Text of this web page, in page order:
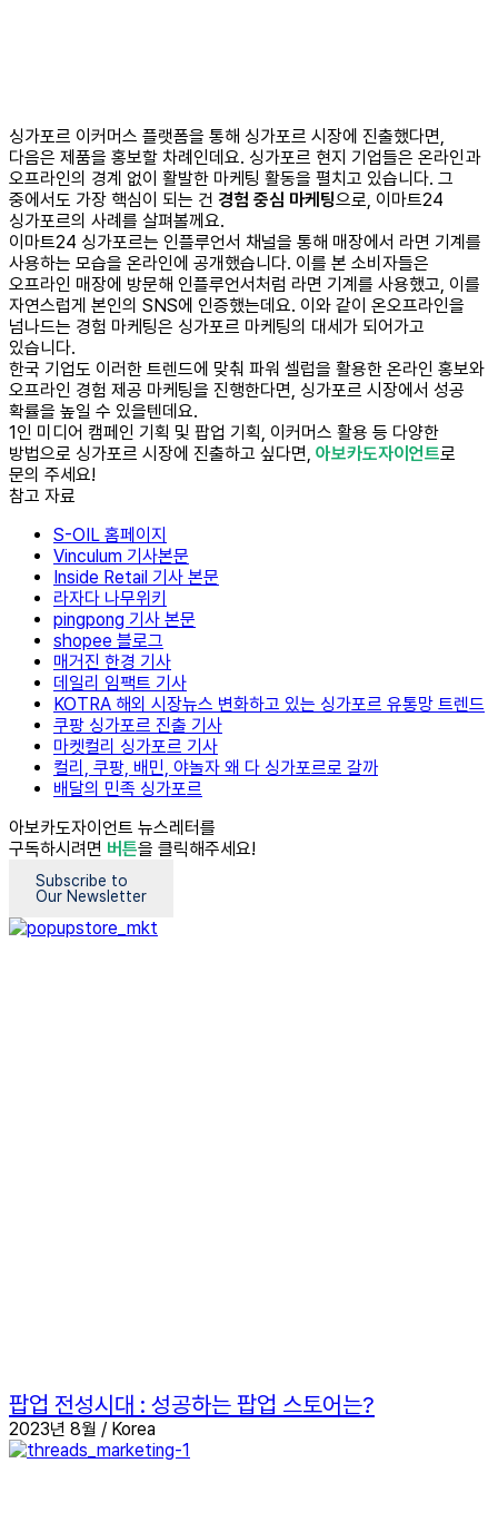
싱가포르 이커머스 플랫폼을 통해 싱가포르 시장에 진출했다면,
다음은 제품을 홍보할 차례인데요. 싱가포르 현지 기업들은 온라인과
오프라인의 경계 없이 활발한 마케팅 활동을 펼치고 있습니다. 그
중에서도 가장 핵심이 되는 건 경험 중심 마케팅으로, 이마트24
싱가포르의 사례를 살펴볼께요.
이마트24 싱가포르는 인플루언서 채널을 통해 매장에서 라면 기계를
사용하는 모습을 온라인에 공개했습니다. 이를 본 소비자들은
오프라인 매장에 방문해 인플루언서처럼 라면 기계를 사용했고, 이를
자연스럽게 본인의 SNS에 인증했는데요. 이와 같이 온오프라인을
넘나드는 경험 마케팅은 싱가포르 마케팅의 대세가 되어가고
있습니다.
한국 기업도 이러한 트렌드에 맞춰 파워 셀럽을 활용한 온라인 홍보와
오프라인 경험 제공 마케팅을 진행한다면, 싱가포르 시장에서 성공
확률을 높일 수 있을텐데요.
1인 미디어 캠페인 기획 및 팝업 기획, 이커머스 활용 등 다양한
방법으로 싱가포르 시장에 진출하고 싶다면, 아보카도자이언트로
문의 주세요!
참고 자료
S-OIL 홈페이지
Vinculum 기사본문
Inside Retail 기사 본문
라자다 나무위키
pingpong 기사 본문
shopee 블로그
매거진 한경 기사
데일리 임팩트 기사
KOTRA 해외 시장뉴스 변화하고 있는 싱가포르 유통망 트렌드
쿠팡 싱가포르 진출 기사
마켓컬리 싱가포르 기사
컬리, 쿠팡, 배민, 야놀자 왜 다 싱가포르로 갈까
배달의 민족 싱가포르
아보카도자이언트 뉴스레터를
구독하시려면 버튼을 클릭해주세요!
Subscribe to
Our Newsletter
팝업 전성시대 : 성공하는 팝업 스토어는?
2023년 8월 / Korea